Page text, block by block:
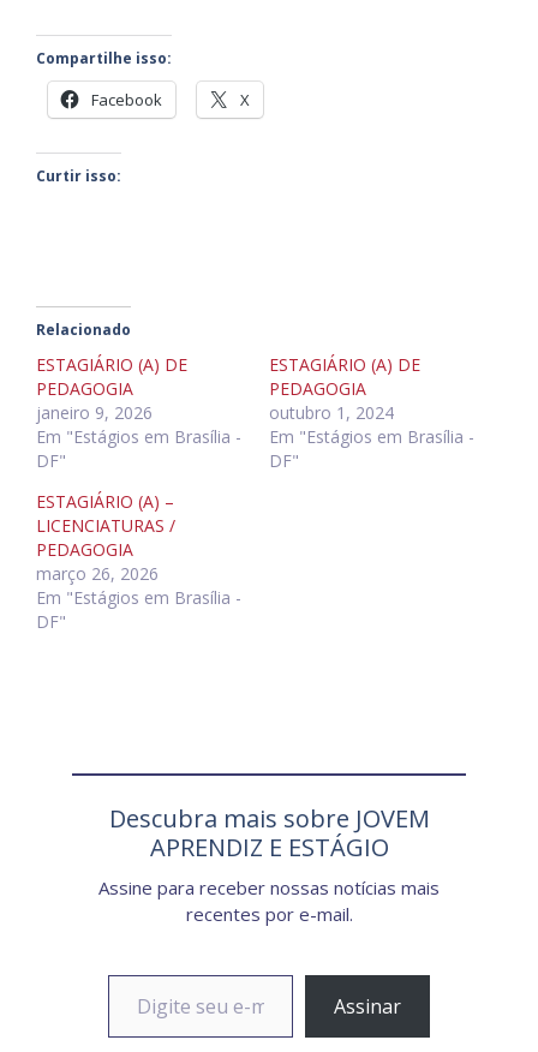
Compartilhe isso:
Facebook X
Curtir isso:
Relacionado
ESTAGIÁRIO (A) DE
PEDAGOGIA
janeiro 9, 2026
Em "Estágios em Brasília -
DF"
ESTAGIÁRIO (A) DE
PEDAGOGIA
outubro 1, 2024
Em "Estágios em Brasília -
DF"
ESTAGIÁRIO (A) –
LICENCIATURAS /
PEDAGOGIA
março 26, 2026
Em "Estágios em Brasília -
DF"
Descubra mais sobre JOVEM
APRENDIZ E ESTÁGIO
Assine para receber nossas notícias mais
recentes por e-mail.
Digite seu e-mail…
Assinar